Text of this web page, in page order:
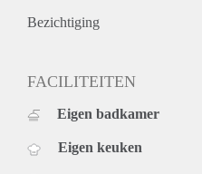
Bezichtiging
FACILITEITEN
Eigen badkamer
Eigen keuken